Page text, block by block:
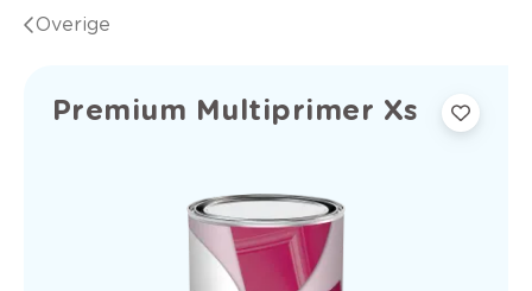
Overige
Premium Multiprimer Xs